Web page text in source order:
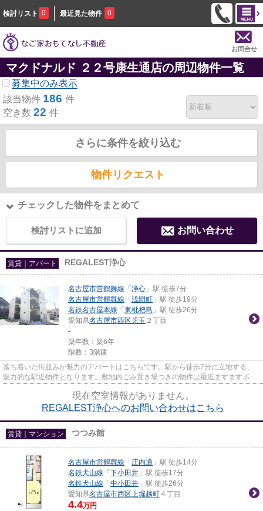
検討リスト 0 最近見た物件 0
お問合せ
マクドナルド ２２号康生通店の周辺物件一覧
募集中のみ表示
該当物件 186 件
空き数 22 件
さらに条件を絞り込む
物件リクエスト
チェックした物件をまとめて
検討リストに追加 お問い合わせ
賃貸｜アパート REGALEST浄心
名古屋市営鶴舞線 「 浄心 」駅 徒歩7分
名古屋市営鶴舞線 「 浅間町 」駅 徒歩19分
名鉄名古屋本線 「 東枇杷島 」駅 徒歩26分
愛知県名古屋市西区 児玉 ２丁目
-
築年数：築6年
階数：3階建
落ち着いた街並みが魅力のアパートはこちらです。駅から徒歩7分に立地する、
魅力的な駅近物件となります。敷地内ごみ置き場つきの物件は最近ますますポピ
現在空室情報がありません。
REGALEST浄心へのお問い合わせはこちら
賃貸｜マンション つつみ館
名古屋市営鶴舞線 「 庄内通 」駅 徒歩14分
名鉄犬山線 「 下小田井 」駅 徒歩17分
名鉄犬山線 「 中小田井 」駅 徒歩26分
愛知県名古屋市西区上堀越町 ４丁目
4.4万円